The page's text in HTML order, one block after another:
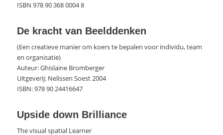
ISBN 978 90 368 0004 8
De kracht van Beelddenken
(Een creatieve manier om koers te bepalen voor individu, team
en organisatie)
Auteur: Ghislaine Bromberger
Uitgeverij: Nelissen Soest 2004
ISBN: 978 90 24416647
Upside down Brilliance
The visual spatial Learner